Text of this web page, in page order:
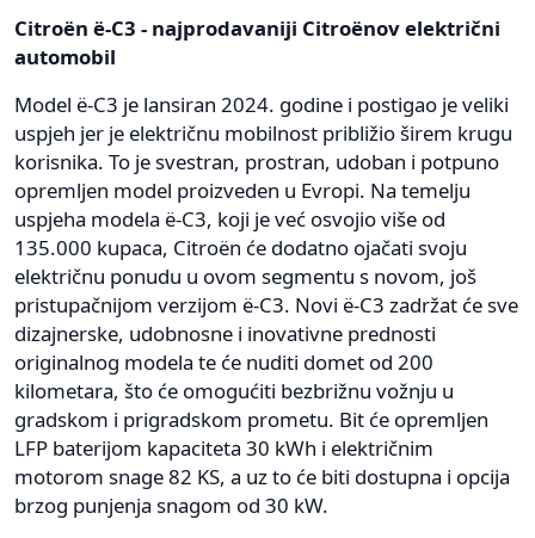
Citroën ë-C3 - najprodavaniji Citroënov električni
automobil
Model ë-C3 je lansiran 2024. godine i postigao je veliki
uspjeh jer je električnu mobilnost približio širem krugu
korisnika. To je svestran, prostran, udoban i potpuno
opremljen model proizveden u Evropi. Na temelju
uspjeha modela ë-C3, koji je već osvojio više od
135.000 kupaca, Citroën će dodatno ojačati svoju
električnu ponudu u ovom segmentu s novom, još
pristupačnijom verzijom ë-C3. Novi ë-C3 zadržat će sve
dizajnerske, udobnosne i inovativne prednosti
originalnog modela te će nuditi domet od 200
kilometara, što će omogućiti bezbrižnu vožnju u
gradskom i prigradskom prometu. Bit će opremljen
LFP baterijom kapaciteta 30 kWh i električnim
motorom snage 82 KS, a uz to će biti dostupna i opcija
brzog punjenja snagom od 30 kW.